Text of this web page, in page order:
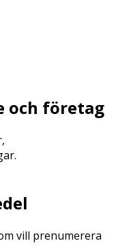
och företag
vill prenumerera